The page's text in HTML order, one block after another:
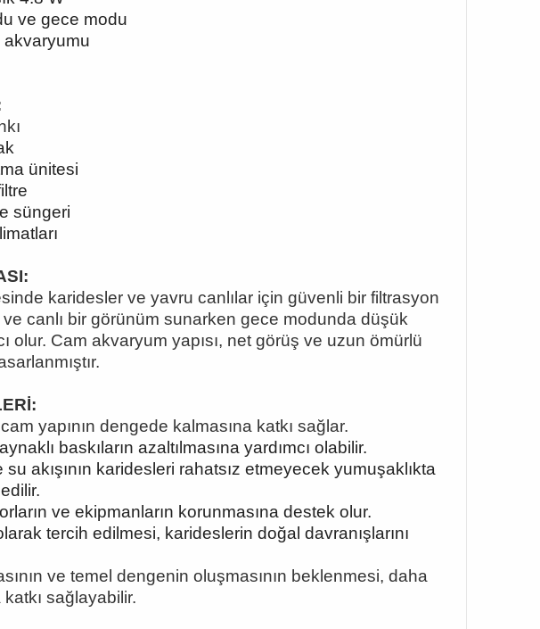
ve gece modu
akvaryumu
ünitesi
süngeri
karidesler ve yavru canlılar için güvenli bir filtrasyon
canlı bir görünüm sunarken gece modunda düşük
olur. Cam akvaryum yapısı, net görüş ve uzun ömürlü
yapının dengede kalmasına katkı sağlar.
baskıların azaltılmasına yardımcı olabilir.
akışının karidesleri rahatsız etmeyecek yumuşaklıkta
ve ekipmanların korunmasına destek olur.
tercih edilmesi, karideslerin doğal davranışlarını
ve temel dengenin oluşmasının beklenmesi, daha
katkı sağlayabilir.